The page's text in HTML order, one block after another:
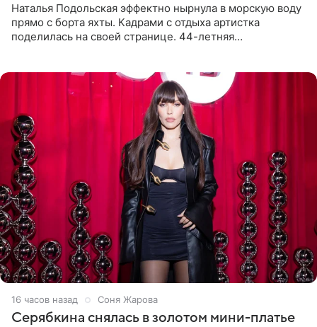
Наталья Подольская эффектно нырнула в морскую воду
прямо с борта яхты. Кадрами с отдыха артистка
поделилась на своей странице. 44-летняя
16 часов назад Соня Жарова
Серябкина снялась в золотом мини-платье